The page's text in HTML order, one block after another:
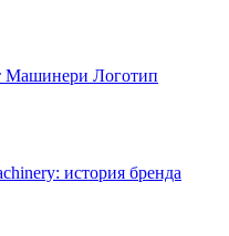
история бренда